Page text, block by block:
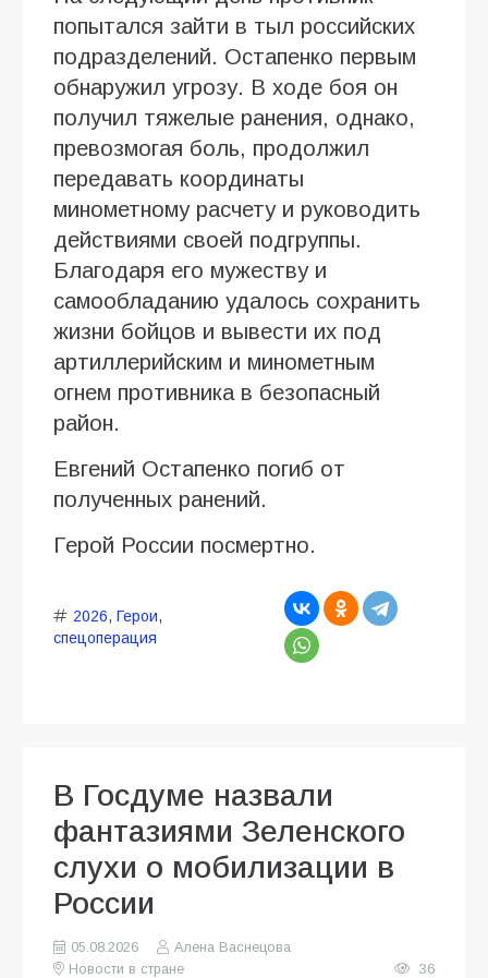
попытался зайти в тыл российских
подразделений. Остапенко первым
обнаружил угрозу. В ходе боя он
получил тяжелые ранения, однако,
превозмогая боль, продолжил
передавать координаты
минометному расчету и руководить
действиями своей подгруппы.
Благодаря его мужеству и
самообладанию удалось сохранить
жизни бойцов и вывести их под
артиллерийским и минометным
огнем противника в безопасный
район.
Евгений Остапенко погиб от
полученных ранений.
Герой России посмертно.
2026, Герои,
спецоперация
В Госдуме назвали
фантазиями Зеленского
слухи о мобилизации в
России
05.08.2026
Алена Васнецова
Новости в стране
36